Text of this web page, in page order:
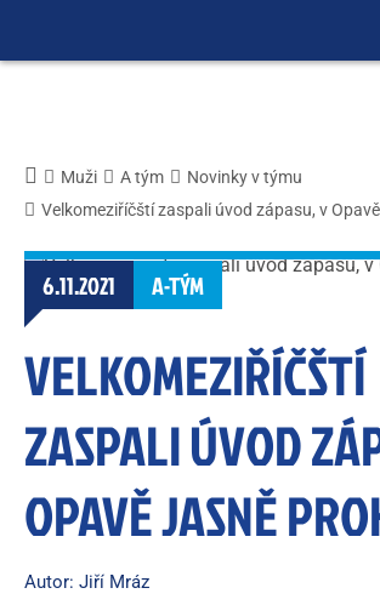
Muži A tým
Novinky v týmu
Velkomeziříčští zaspali úvod zápasu, v
6.11.2021 A-TÝM
VELKOMEZIŘÍČŠTÍ
ZASPALI ÚVOD
OPAVĚ JASNĚ
Autor: Jiří Mráz